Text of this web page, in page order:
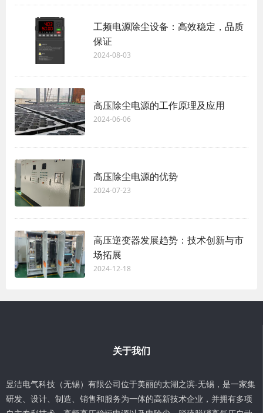
工频电源除尘设备：高效稳定，品质
保证
2024-08-03
高压除尘电源的工作原理及应用
2024-06-06
高压除尘电源的优势
2024-07-23
高压逆变器发展趋势：技术创新与市
场拓展
2024-12-18
关于我们
昱洁电气科技（无锡）有限公司位于美丽的太湖之滨-无锡，是一家集
研发、设计、制造、销售和服务为一体的高新技术企业，并拥有多项